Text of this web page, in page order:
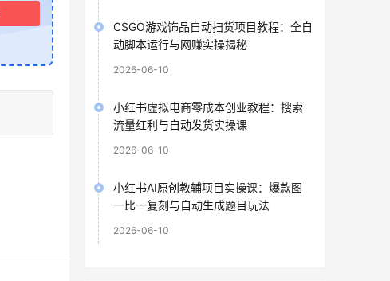
CSGO游戏饰品自动扫货项目教程：全自
动脚本运行与网赚实操揭秘
2026-06-10
小红书虚拟电商零成本创业教程：搜索
流量红利与自动发货实操课
2026-06-10
小红书AI原创教辅项目实操课：爆款图
一比一复刻与自动生成题目玩法
2026-06-10